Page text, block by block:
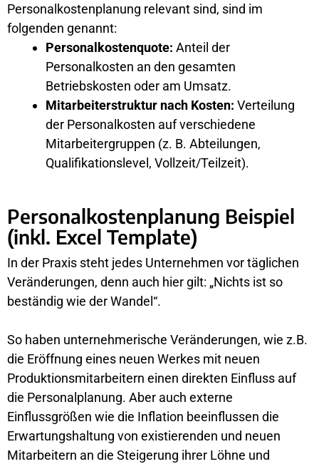
Personalkostenplanung relevant sind, sind im
folgenden genannt:
Personalkostenquote: Anteil der
Personalkosten an den gesamten
Betriebskosten oder am Umsatz.
Mitarbeiterstruktur nach Kosten: Verteilung
der Personalkosten auf verschiedene
Mitarbeitergruppen (z. B. Abteilungen,
Qualifikationslevel, Vollzeit/Teilzeit).
Personalkostenplanung Beispiel
(inkl. Excel Template)
In der Praxis steht jedes Unternehmen vor täglichen
Veränderungen, denn auch hier gilt: „Nichts ist so
beständig wie der Wandel“.
So haben unternehmerische Veränderungen, wie z.B.
die Eröffnung eines neuen Werkes mit neuen
Produktionsmitarbeitern einen direkten Einfluss auf
die Personalplanung. Aber auch externe
Einflussgrößen wie die Inflation beeinflussen die
Erwartungshaltung von existierenden und neuen
Mitarbeitern an die Steigerung ihrer Löhne und